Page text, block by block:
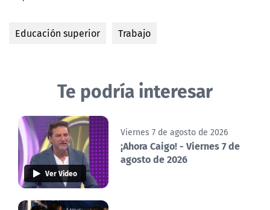
Educación superior Trabajo
Te podría interesar
Ver Video
Viernes 7 de agosto de 2026
¡Ahora Caigo! - Viernes 7 de
agosto de 2026